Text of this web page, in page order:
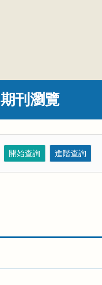
期刊瀏覽
開始查詢 進階查詢